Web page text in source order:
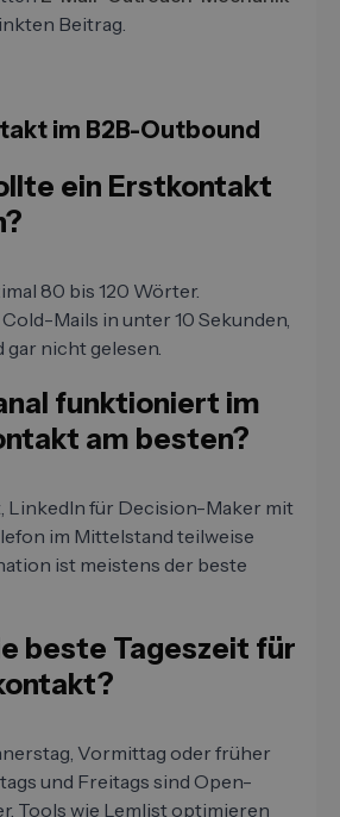
Beitrag.
im B2B-Outbound
ein Erstkontakt
80 bis 120 Wörter.
Mails in unter 10 Sekunden,
gar nicht gelesen.
funktioniert im
am besten?
LinkedIn für Decision-Maker mit
im Mittelstand teilweise
ist meistens der beste
beste Tageszeit für
Vormittag oder früher
und Freitags sind Open-
Tools wie Lemlist optimieren